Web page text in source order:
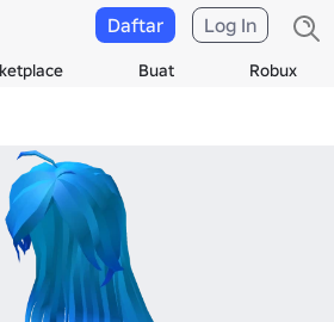
Buat Robux
Daftar Log In